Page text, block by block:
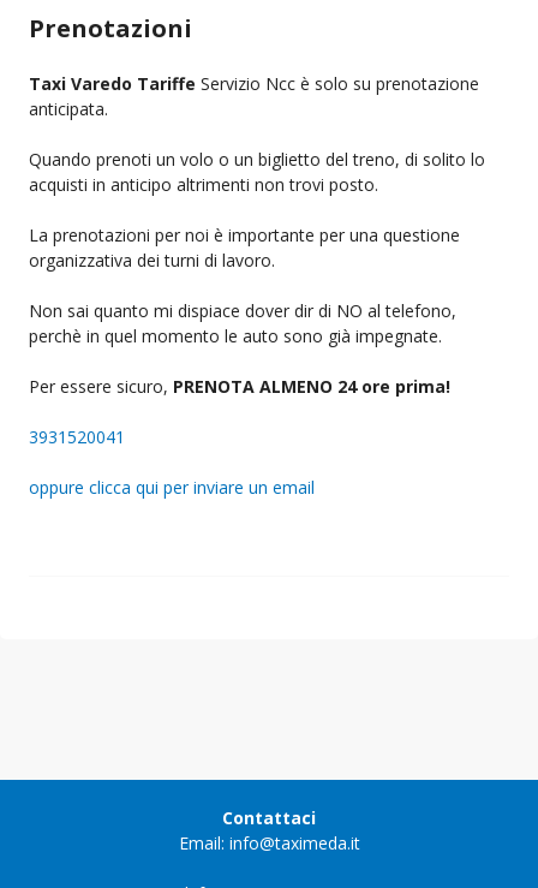
Prenotazioni
Taxi Varedo Tariffe Servizio Ncc è solo su prenotazione
anticipata.
Quando prenoti un volo o un biglietto del treno, di solito lo
acquisti in anticipo altrimenti non trovi posto.
La prenotazioni per noi è importante per una questione
organizzativa dei turni di lavoro.
Non sai quanto mi dispiace dover dir di NO al telefono,
perchè in quel momento le auto sono già impegnate.
Per essere sicuro, PRENOTA ALMENO 24 ore prima!
3931520041
oppure clicca qui per inviare un email
Contattaci
Email: info@taximeda.it